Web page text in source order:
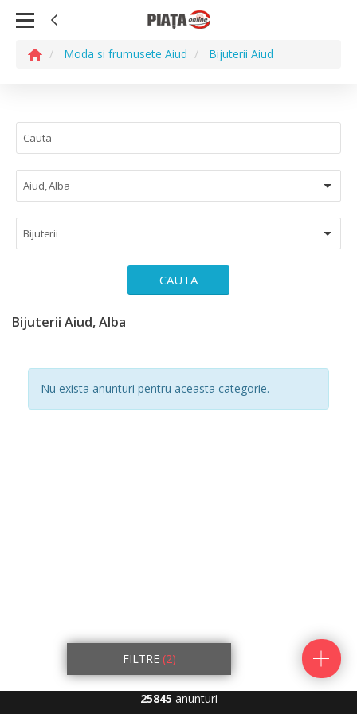
Moda si frumusete Aiud Bijuterii Aiud
Aiud, Alba
Bijuterii
CAUTA
Bijuterii Aiud, Alba
Nu exista anunturi pentru aceasta categorie.
FILTRE (2)
25845 anunturi